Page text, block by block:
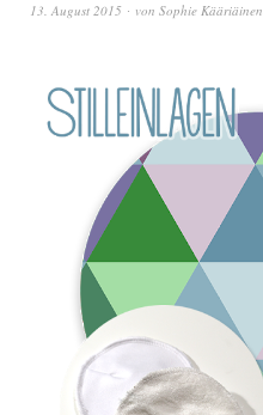
13. August 2015 von Sophie Kääriäinen